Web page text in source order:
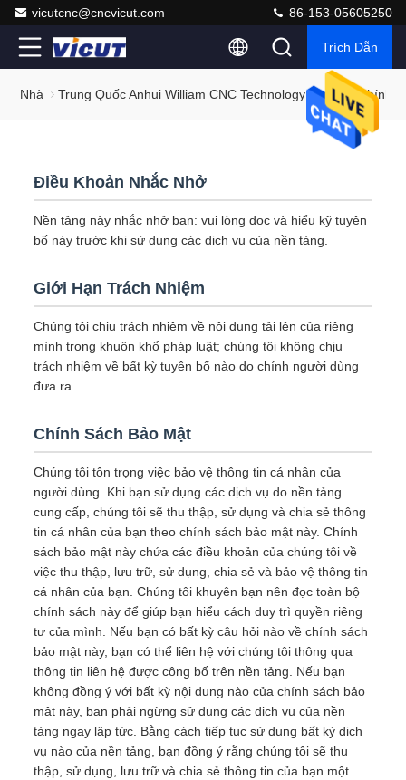
vicutcnc@cncvicut.com 86-153-05605250
Trích Dẫn
Nhà Trung Quốc Anhui William CNC Technology Co., Ltd Chính
Điều Khoản Nhắc Nhở
Nền tảng này nhắc nhở bạn: vui lòng đọc và hiểu kỹ tuyên
bố này trước khi sử dụng các dịch vụ của nền tảng.
Giới Hạn Trách Nhiệm
Chúng tôi chịu trách nhiệm về nội dung tải lên của riêng
mình trong khuôn khổ pháp luật; chúng tôi không chịu
trách nhiệm về bất kỳ tuyên bố nào do chính người dùng
đưa ra.
Chính Sách Bảo Mật
Chúng tôi tôn trọng việc bảo vệ thông tin cá nhân của
người dùng. Khi bạn sử dụng các dịch vụ do nền tảng
cung cấp, chúng tôi sẽ thu thập, sử dụng và chia sẻ thông
tin cá nhân của bạn theo chính sách bảo mật này. Chính
sách bảo mật này chứa các điều khoản của chúng tôi về
việc thu thập, lưu trữ, sử dụng, chia sẻ và bảo vệ thông tin
cá nhân của bạn. Chúng tôi khuyên bạn nên đọc toàn bộ
chính sách này để giúp bạn hiểu cách duy trì quyền riêng
tư của mình. Nếu bạn có bất kỳ câu hỏi nào về chính sách
bảo mật này, bạn có thể liên hệ với chúng tôi thông qua
thông tin liên hệ được công bố trên nền tảng. Nếu bạn
không đồng ý với bất kỳ nội dung nào của chính sách bảo
mật này, bạn phải ngừng sử dụng các dịch vụ của nền
tảng ngay lập tức. Bằng cách tiếp tục sử dụng bất kỳ dịch
vụ nào của nền tảng, bạn đồng ý rằng chúng tôi sẽ thu
thập, sử dụng, lưu trữ và chia sẻ thông tin của bạn một